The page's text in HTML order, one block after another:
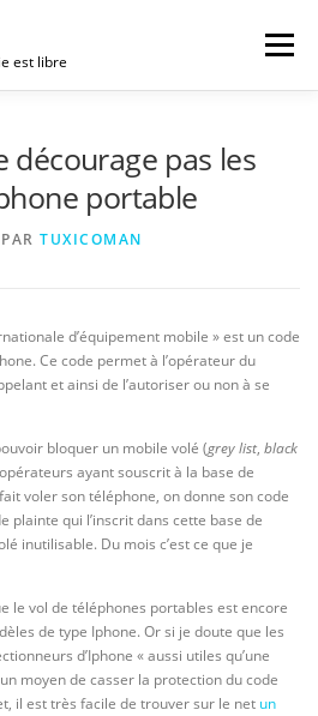
est libre
Menu
décourage pas les
portable
PAR TUXICOMAN
d’équipement mobile » est un code
Ce code permet à l’opérateur du
et ainsi de l’autoriser ou non à se
bloquer un mobile volé (grey list, black
ayant souscrit à la base de
voler son téléphone, on donne son code
plainte qui l’inscrit dans cette base de
inutilisable. Du mois c’est ce que je
le vol de téléphones portables est encore
de type Iphone. Or si je doute que les
d’Iphone « aussi utiles qu’une
moyen de casser la protection du code
il est très facile de trouver sur le net un